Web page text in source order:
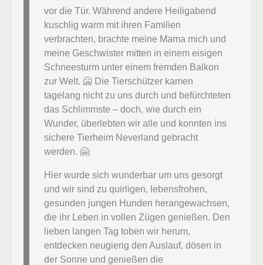
vor die Tür. Während andere Heiligabend
kuschlig warm mit ihren Familien
verbrachten, brachte meine Mama mich und
meine Geschwister mitten in einem eisigen
Schneesturm unter einem fremden Balkon
zur Welt. 🥶 Die Tierschützer kamen
tagelang nicht zu uns durch und befürchteten
das Schlimmste – doch, wie durch ein
Wunder, überlebten wir alle und konnten ins
sichere Tierheim Neverland gebracht
werden. 🤗
Hier wurde sich wunderbar um uns gesorgt
und wir sind zu quirligen, lebensfrohen,
gesunden jungen Hunden herangewachsen,
die ihr Leben in vollen Zügen genießen. Den
lieben langen Tag toben wir herum,
entdecken neugierig den Auslauf, dösen in
der Sonne und genießen die